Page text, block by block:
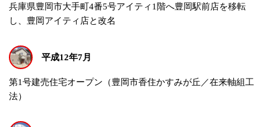
兵庫県豊岡市大手町4番5号アイティ1階へ豊岡駅前店を移転
し、豊岡アイティ店と改名
平成12年7月
第1号建売住宅オープン（豊岡市香住かすみが丘／在来軸組工
法）